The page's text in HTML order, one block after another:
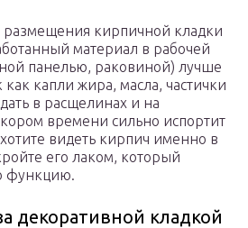
размещения кирпичной кладки
материал в рабочей
панелью, раковиной) лучше
как капли жира, масла, частички
в расщелинах и на
времени сильно испортит
видеть кирпич именно в
его лаком, который
функцию.
декоративной кладкой